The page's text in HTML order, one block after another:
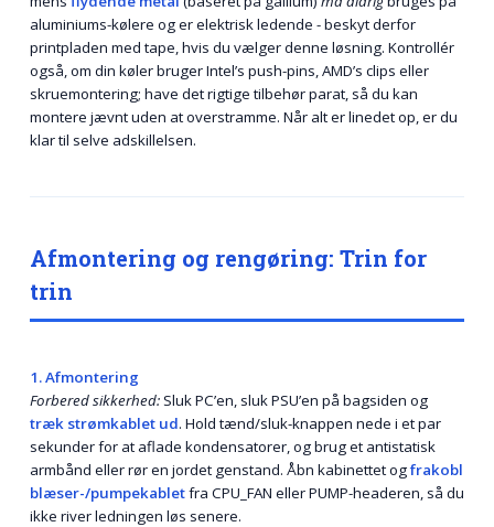
aluminiums-kølere og er elektrisk ledende - beskyt derfor
printpladen med tape, hvis du vælger denne løsning. Kontrollér
også, om din køler bruger Intel’s push-pins, AMD’s clips eller
skruemontering; have det rigtige tilbehør parat, så du kan
montere jævnt uden at overstramme. Når alt er linedet op, er du
klar til selve adskillelsen.
Afmontering og rengøring: Trin for
trin
1. Afmontering
Forbered sikkerhed:Sluk PC’en, sluk PSU’en på bagsiden og
træk strømkablet ud. Hold tænd/sluk-knappen nede i et par
sekunder for at aflade kondensatorer, og brug et antistatisk
armbånd eller rør en jordet genstand. Åbn kabinettet ogfrakobl
blæser-/pumpekabletfra CPU_FAN eller PUMP-headeren, så du
ikke river ledningen løs senere.